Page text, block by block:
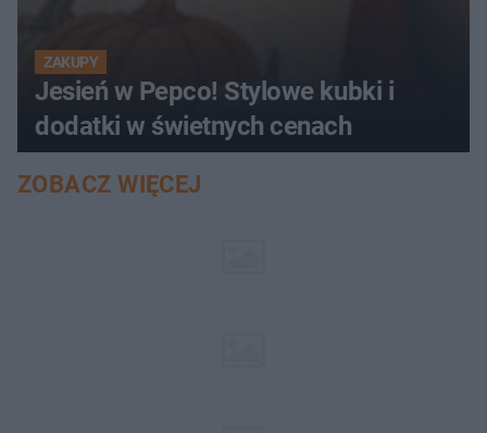
ZAKUPY
Jesień w Pepco! Stylowe kubki i
dodatki w świetnych cenach
ZOBACZ WIĘCEJ